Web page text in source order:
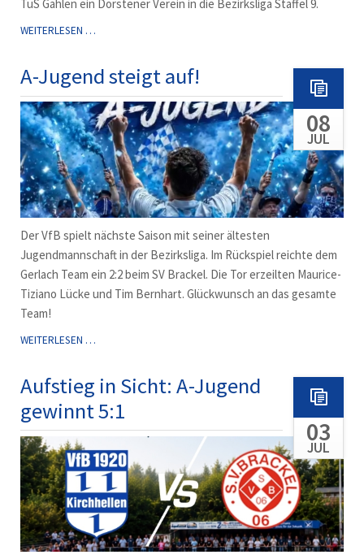
TuS Gahlen ein Dorstener Verein in die Bezirksliga Staffel 9.
WEITERLESEN …STAFFELEINTEILUNG
A-Jugend steigt auf!
08
JUL
Der VfB spielt nächste Saison mit seiner ältesten
Jugendmannschaft in der Bezirksliga. Im Rückspiel reichte dem
Gerlach Team ein 2:2 beim SV Brackel. Die Tor erzeilten Maurice-
Tiziano Lücke und Tim Bernhart. Glückwunsch an das gesamte
Team!
WEITERLESEN …A-
AUF!
Aufstieg in Sicht: A-Jugend
gewinnt 5:1
03
JUL